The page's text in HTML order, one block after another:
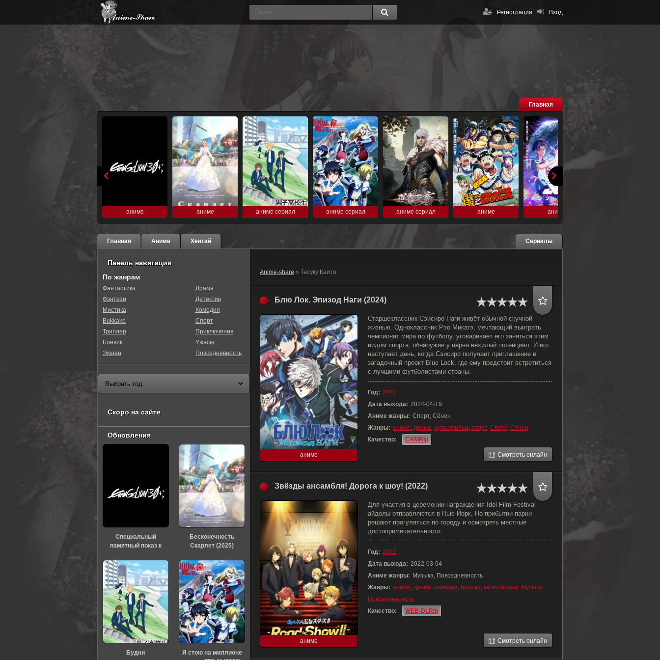
Вход
Регистрация
Главная
аниме аниме аниме сериал аниме сериал аниме сериал аниме аниме
Главная Аниме Хентай Сериалы
Anime-share » Тасуку Каито
Блю Лок. Эпизод Наги (2024)
аниме
Старшеклассник Сэисиро Наги живёт обычной скучной
жизнью. Одноклассник Рэо Микагэ, мечтающий выиграть
чемпионат мира по футболу, уговаривает его заняться этим
видом спорта, обнаружив у парня нехилый потенциал. И вот
наступает день, когда Сэисиро получает приглашение в
загадочный проект Blue Lock, где ему предстоит встретиться
с лучшими футболистами страны.
Год: 2024
Дата выхода: 2024-04-19
Аниме жанры: Спорт, Сёнен
Жанры: аниме, драма, мультфильм, спорт, Спорт, Сёнен
Качество:
CAMRip
Смотреть онлайн
Звёзды ансамбля! Дорога к шоу! (2022)
аниме
Для участия в церемонии награждения Idol Film Festival
айдолы отправляются в Нью-Йорк. По прибытии парни
решают прогуляться по городу и осмотреть местные
достопримечательности.
Год: 2022
Дата выхода: 2022-03-04
Аниме жанры: Музыка, Повседневность
Жанры: аниме, драма, комедия, музыка, мультфильм, Музыка,
Повседневность
Качество:
WEB-DLRip
Смотреть онлайн
Панель навигации
По жанрам
Фантастика
Фэнтези
Мистика
Bukkake
Триллер
Боевик
Экшен
Драма
Детектив
Комедия
Спорт
Приключения
Ужасы
Повседневность
Скоро на сайте
Обновления
Специальный
памятный показ к
«Евангелиона» (2026)
Бесконечность
Скарлет (2025)
Будни
Я стою на миллионе